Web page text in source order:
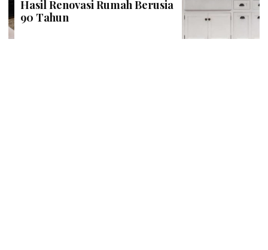
Hasil Renovasi Rumah Berusia
90 Tahun